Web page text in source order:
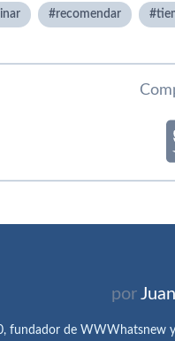
recomendar
por
fundador de WWWhatsnew